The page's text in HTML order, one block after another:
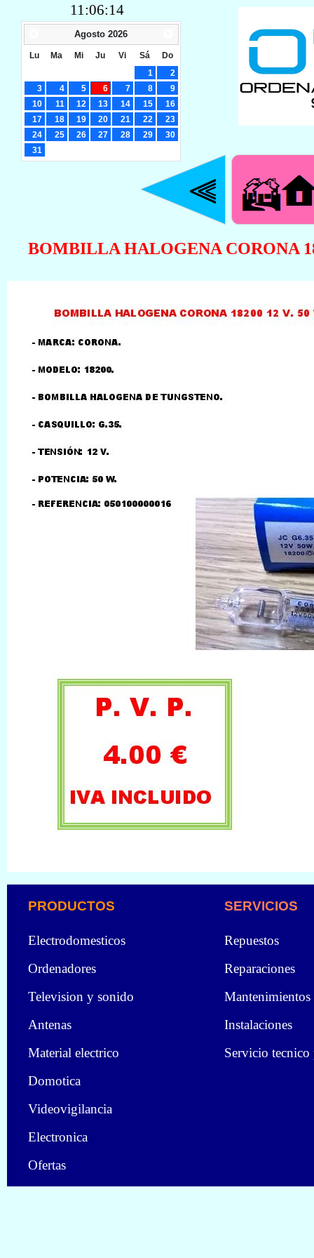
957156032
BOMBILLA HALOGENA CORONA
11:06:15
Agosto 2026
Lu Ma Mi Ju Vi Sá
Do
1
2
3
4 5 6 7 8
9
10
11 12 13 14 15
16
17
18 19 20 21 22
23
24
25 26 27 28 29
30
31
Repuestos
Reparaciones
Mantenimientos
Instalaciones
Servicio
Electrodomesticos
Ordenadores
Television y sonido
Antenas
Material electrico
Domotica
Videovigilancia
Electronica
Ofertas
PRODUCTOS SERVICIOS